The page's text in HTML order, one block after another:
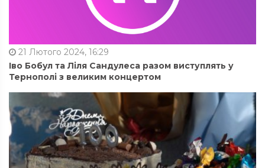
21 Лютого 2024, 16:29
Іво Бобул та Ліля Сандулеса разом виступлять у
Тернополі з великим концертом